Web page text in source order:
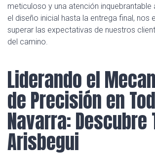
meticuloso y una atención inquebrantable
el diseño inicial hasta la entrega final, nos
superar las expectativas de nuestros
del camino.
Liderando el
de Precisión en
Navarra: Descubre
Arisbegui